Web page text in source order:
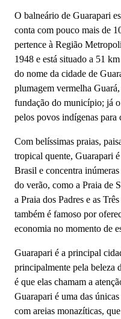
O balneário de Guarapari
conta com pouco mais de
pertence à Região
1948 e está situado a 51
do nome da cidade de
plumagem vermelha
fundação do município; já
pelos povos indígenas para
Com belíssimas praias,
tropical quente, Guarapari
Brasil e concentra
do verão, como a Praia de
a Praia dos Padres e as
também é famoso por
economia no momento de
Guarapari é a principal
principalmente pela beleza
é que elas chamam a
Guarapari é uma das
com areias monazíticas,